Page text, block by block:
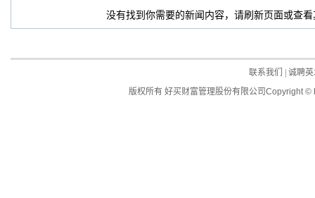
没有找到你需要的新闻内容，请刷新页面或查
联系我们
诚聘
版权所有 好买财富管理股份有限公司 Copyright ©